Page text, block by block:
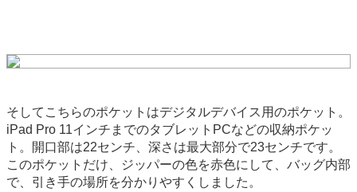
そしてこちらのポケットはデジタルデバイス用のポケット。
iPad Pro 11インチまでのタブレットPCなどの収納ポケッ
ト。開口部は22センチ、深さは最大部分で23センチです。
このポケットだけ、ジッパーの色を赤色にして、バッグ内部
で、引き手の場所を分かりやすくしました。